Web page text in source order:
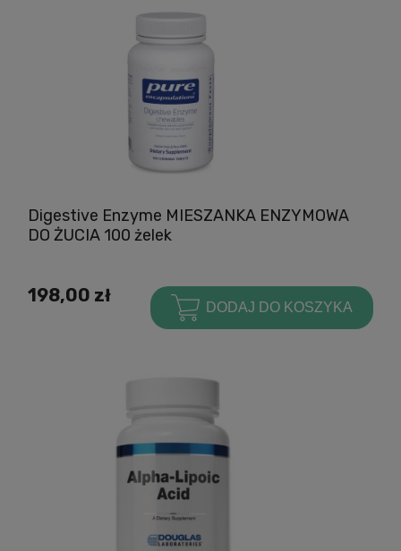
Digestive Enzyme MIESZANKA ENZYMOWA
DO ŻUCIA 100 żelek
198,00 zł
DODAJ DO KOSZYKA